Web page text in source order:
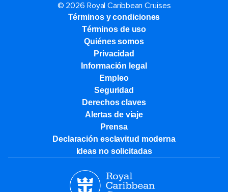
© 2026 Royal Caribbean Cruises
Términos y condiciones
Términos de uso
Quiénes somos
Privacidad
Información legal
Empleo
Seguridad
Derechos claves
Alertas de viaje
Prensa
Declaración esclavitud moderna
Ideas no solicitadas